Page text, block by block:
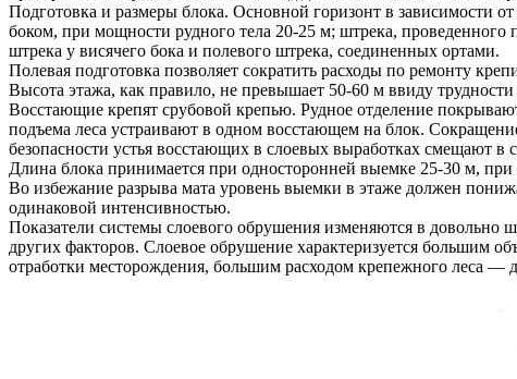
Подготовка и размеры блока. Основной горизонт в зависимости
боком, при мощности рудного тела 20-25 м; штрека,
штрека у висячего бока и полевого штрека, соединенных ортами.
Полевая подготовка позволяет сократить расходы по ремонту
Высота этажа, как правило, не превышает 50-60 м ввиду
Восстающие крепят срубовой крепью. Рудное отделение
подъема леса устраивают в одном восстающем на блок.
безопасности устья восстающих в слоевых выработках смещают
Длина блока принимается при односторонней выемке 25-30 м,
Во избежание разрыва мата уровень выемки в этаже должен
одинаковой интенсивностью.
Показатели системы слоевого обрушения изменяются в довольно
других факторов. Слоевое обрушение характеризуется большим
отработки месторождения, большим расходом крепежного леса —